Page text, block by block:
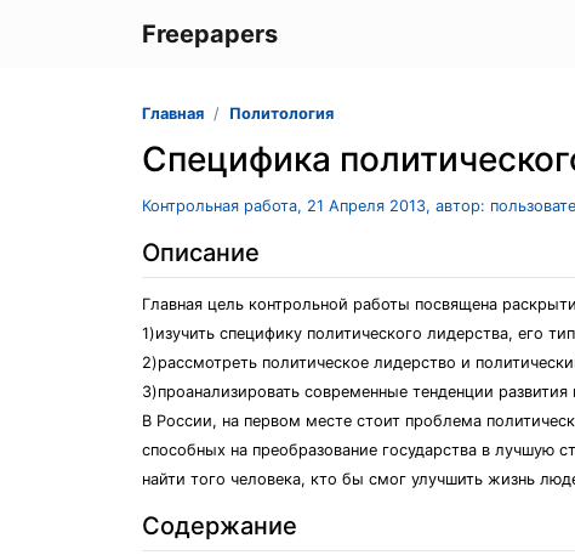
Freepapers
Главная Политология
Специфика
Контрольная работа, 21 Апреля 2013, автор:
Описание
Главная цель контрольной работы посвящена
1)изучить специфику политического лидерства, его
2)рассмотреть политическое лидерство и
3)проанализировать современные тенденции развития
В России, на первом месте стоит проблема
способных на преобразование государства в лучшую
найти того человека, кто бы смог улучшить жизнь
Содержание